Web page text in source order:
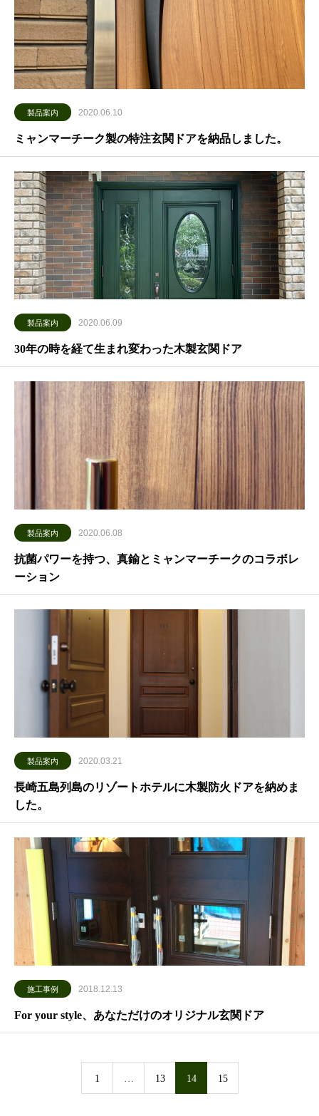
製品案内 2020.06.10
ミャンマーチーク製の特注玄関ドアを納品しました。
製品案内 2020.06.09
30年の時を経て生まれ変わった木製玄関ドア
製品案内 2020.06.08
抗菌パワーを持つ、真鍮とミャンマーチークのコラボレ
ーション
製品案内 2020.03.21
長崎五島列島のリゾートホテルに木製防火ドアを納めま
した。
施工事例 2018.12.13
For your style、あなただけのオリジナル玄関ドア
1 … 13 14 15